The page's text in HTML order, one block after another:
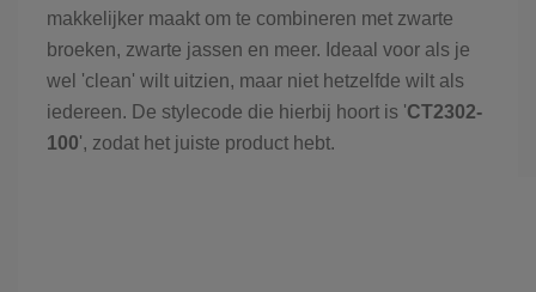
makkelijker maakt om te combineren met zwarte
broeken, zwarte jassen en meer. Ideaal voor als je
wel 'clean' wilt uitzien, maar niet hetzelfde wilt als
iedereen. De stylecode die hierbij hoort is 'CT2302-
100', zodat het juiste product hebt.